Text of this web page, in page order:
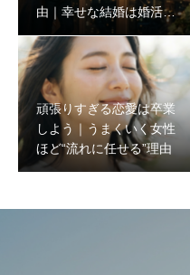
由｜幸せな結婚は婚活の
始め方で決まる
頑張りすぎる恋愛は卒業
しよう｜うまくいく女性
ほど“流れに任せる”理由